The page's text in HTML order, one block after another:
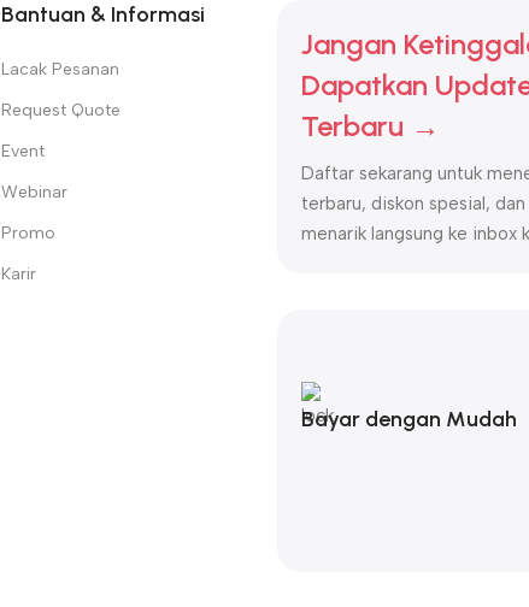
Bantuan & Informasi
Lacak Pesanan
Request Quote
Event
Webinar
Promo
Karir
Jangan
Dapatkan
Terbaru →
Daftar sekarang untuk
terbaru, diskon spesial,
menarik langsung ke inbox
Bayar dengan Mudah